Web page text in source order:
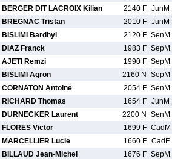
BERGER DIT LACROIX Kilian 2140 F JunM
BREGNAC Tristan 2010 F JunM
BISLIMI Bardhyl 2120 F SenM
DIAZ Franck 1983 F SepM
AJETI Remzi 1990 F SepM
BISLIMI Agron 2160 N
SepM
CORNATON Antoine 2054 F SenM
RICHARD Thomas 1654 F JunM
DURNECKER Laurent 2200 N
SenM
FLORES Victor 1699 F CadM
MARCELLIER Lucie 1660 F CadF
BILLAUD Jean-Michel 1676 F SepM